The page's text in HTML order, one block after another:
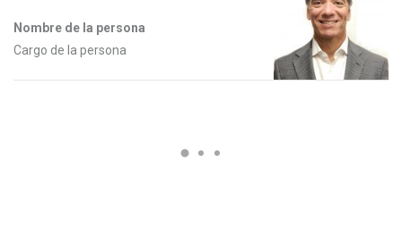
Nombre de la persona
Cargo de la persona